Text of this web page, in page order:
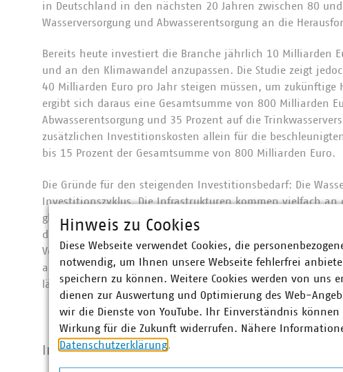
in Deutschland in den nächsten 20 Jahren zwischen 80
Wasserversorgung und Abwasserentsorgung an die
Bereits heute investiert die Branche jährlich 10 Milliarden
und an den Klimawandel anzupassen. Die Studie zeigt
40 Milliarden Euro pro Jahr steigen müssen, um zukünftige
ergibt sich daraus eine Gesamtsumme von 800 Milliarden
Abwasserentsorgung und 35 Prozent auf die
zusätzlichen Investitionskosten allein für die
bis 15 Prozent der Gesamtsumme von 800 Milliarden Euro.
Die Gründe für den steigenden Investitionsbedarf: Die
Investitionszyklus. Die Infrastrukturen kommen vielfach an
gleichzeitig an die Herausforderungen des Klimawandels
die Erneuerung und Instandhaltung ihrer Systeme
Veränderungen der klimatischen Rahmenbedingungen
anhaltende Trockenphasen und häufigere
lässt sich häufig nicht trennscharf voneinander abgrenzen.
Inhalte
Hinweis zu Cookies
Diese Webseite verwendet Cookies, die
notwendig, um Ihnen unsere Webseite fehlerfrei
speichern zu können. Weitere Cookies werden von uns
dienen zur Auswertung und Optimierung des Web-
wir die Dienste von YouTube. Ihr Einverständnis
Wirkung für die Zukunft widerrufen. Nähere
Datenschutzerklärung.